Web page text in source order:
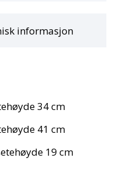
informasjon
34 cm
41 cm
19 cm